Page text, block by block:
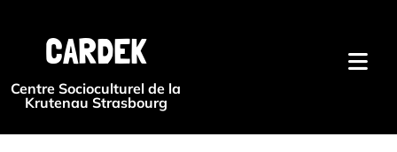
CARDEK
Centre Socioculturel de la
Krutenau Strasbourg